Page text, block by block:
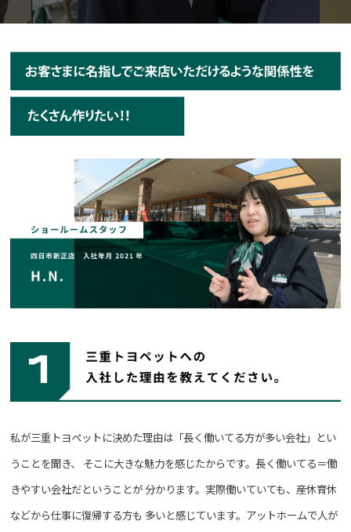
私が三重トヨペットに決めた理由は「長く働いてる方が多い会社」とい
うことを聞き、 そこに大きな魅力を感じたからです。長く働いてる＝働
きやすい会社だということが分かります。実際働いていても、産休育休
などから仕事に復帰する方も 多いと感じています。アットホームで人が